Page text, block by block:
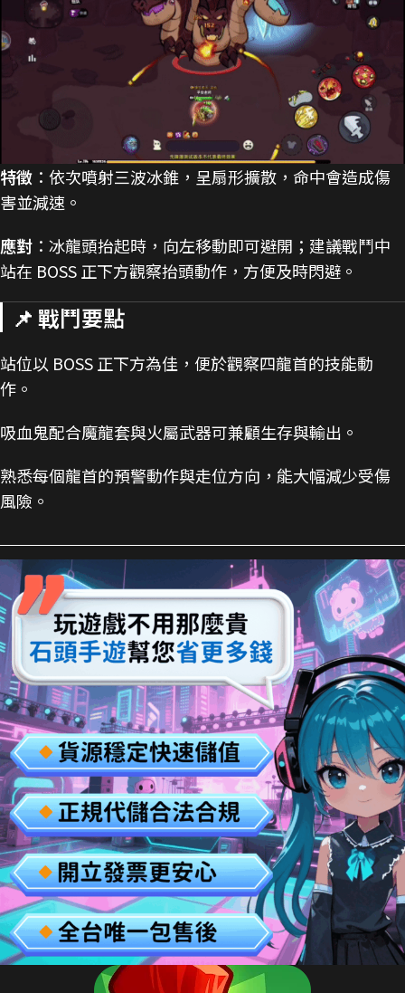
特徵 ：依次噴射三波冰錐，呈扇形擴散，命中會造成傷
害並減速。
應對 ：冰龍頭抬起時，向左移動即可避開；建議戰鬥中
站在 BOSS 正下方觀察抬頭動作，方便及時閃避。
📌 戰鬥要點
站位以 BOSS 正下方為佳，便於觀察四龍首的技能動
作。
吸血鬼配合魔龍套與火屬武器可兼顧生存與輸出。
熟悉每個龍首的預警動作與走位方向，能大幅減少受傷
風險。